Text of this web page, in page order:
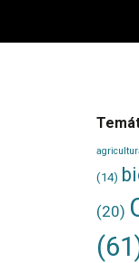
(14)
(20)